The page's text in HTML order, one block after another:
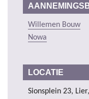
Willemen Bouw
Nowa
LOCATIE
Sionsplein 23,